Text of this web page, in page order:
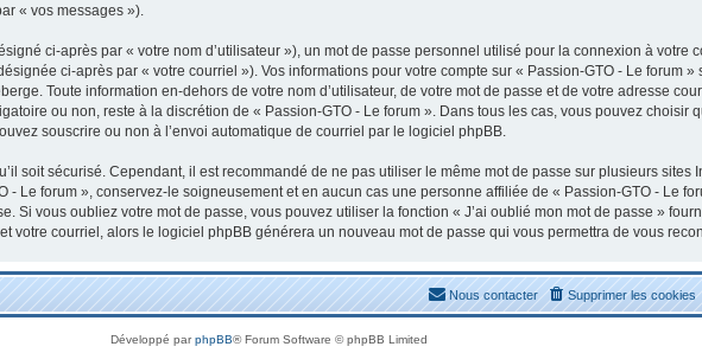
« vos messages »).
ci-après par « votre nom d’utilisateur »), un mot de passe personnel utilisé pour la connexion à votre
ci-après par « votre courriel »). Vos informations pour votre compte sur « Passion-GTO - Le forum »
Toute information en-dehors de votre nom d’utilisateur, de votre mot de passe et de votre adresse
ou non, reste à la discrétion de « Passion-GTO - Le forum ». Dans tous les cas, vous pouvez choisir
souscrire ou non à l’envoi automatique de courriel par le logiciel phpBB.
soit sécurisé. Cependant, il est recommandé de ne pas utiliser le même mot de passe sur plusieurs sites
- Le forum », conservez-le soigneusement et en aucun cas une personne affiliée de « Passion-GTO - Le
Si vous oubliez votre mot de passe, vous pouvez utiliser la fonction « J’ai oublié mon mot de passe »
votre courriel, alors le logiciel phpBB générera un nouveau mot de passe qui vous permettra de vous
Supprimer les cookies
Nous contacter
Développé parphpBB® Forum Software © phpBB Limited